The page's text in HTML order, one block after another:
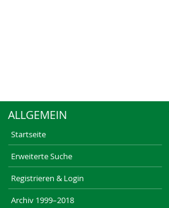
ALLGEMEIN
Startseite
Erweiterte Suche
Registrieren & Login
Archiv 1999–2018